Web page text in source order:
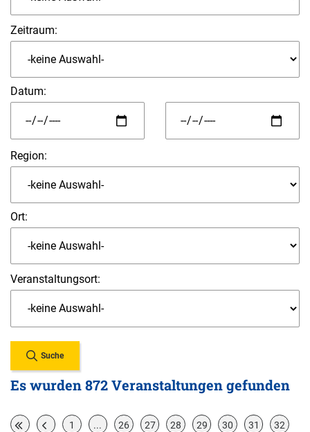
Zeitraum:
Datum:
Region:
Ort:
Veranstaltungsort:
Suche
Es wurden 872 Veranstaltungen gefunden
1 ... 26 27 28 29 30 31 32